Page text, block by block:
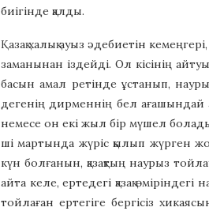
биігінде қалды.
Қазақ халық ауыз әдебиетін
заманынан іздейді. Ол кісінің
басын амал ретінде ұстанып,
дегенің дирменнің бел
немесе он екі жыл бір мүшел
ші мартында жүріс қылып жүрген
күн болғанын, қазақтың наурыз
айта келе, ертедегі қазақ
тойлаған ертегіге бергісіз